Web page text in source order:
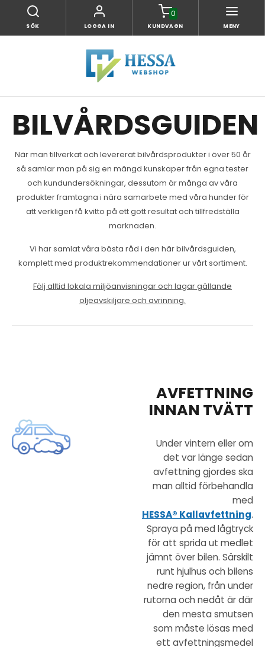
SÖK LOGGA IN
0
KUNDVAGN MENY
BILVÅRDSGUIDEN
När man tillverkat och levererat bilvårdsprodukter i över 50 år
så samlar man på sig en mängd kunskaper från egna tester
och kundundersökningar, dessutom är många av våra
produkter framtagna i nära samarbete med våra hunder för
att verkligen få kvitto på ett gott resultat och tillfredställa
marknaden.
Vi har samlat våra bästa råd i den här bilvårdsguiden,
komplett med produktrekommendationer ur vårt sortiment.
Följ alltid lokala miljöanvisningar och lagar gällande
oljeavskiljare och avrinning.
AVFETTNING
INNAN TVÄTT
Under vintern eller om
det var länge sedan
avfettning gjordes ska
man alltid förbehandla
med
HESSA® Kallavfettning.
Spraya på med lågtryck
för att sprida ut medlet
jämnt över bilen. Särskilt
runt hjulhus och bilens
nedre region, från under
rutorna och nedåt är där
den mesta smutsen
som måste lösas med
ett avfettningsmedel